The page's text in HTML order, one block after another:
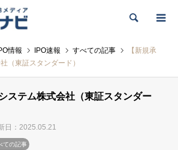
検索
情報 IPO速報 すべての記事
【新規承
（東証スタンダード）
ステム株式会社（東証スタンダー
日：2025.05.21
ての記事